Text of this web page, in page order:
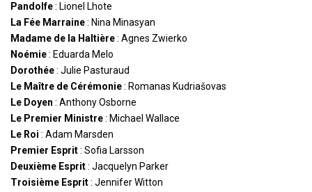
Pandolfe: Lionel Lhote
La Fée Marraine: Nina Minasyan
Madame de la Haltière: Agnes Zwierko
Noémie: Eduarda Melo
Dorothée: Julie Pasturaud
Le Maître de Cérémonie: Romanas Kudriašovas
Le Doyen : Anthony Osborne
Le Premier Ministre: Michael Wallace
Le Roi : Adam Marsden
Premier Esprit: Sofia Larsson
Deuxième Esprit: Jacquelyn Parker
Troisième Esprit: Jennifer Witton